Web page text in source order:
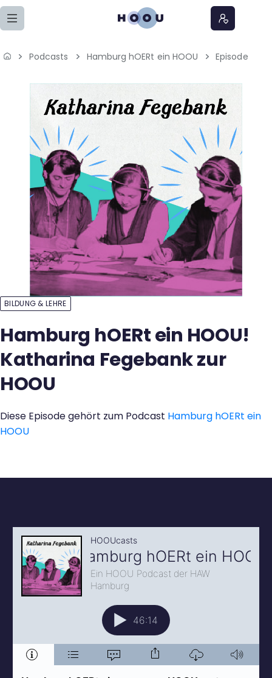
Zum Seiteninhalt springen
Home
Lernangebote
Podcasts
Meine Lernangebote
News
Veranstaltungen
Über uns
Kontakt
Podcasts Hamburg hOERt ein HOOU Episode
BILDUNG & LEHRE
Hamburg hOERt ein HOOU!
Katharina Fegebank zur
HOOU
Diese Episode gehört zum Podcast Hamburg hOERt ein
HOOU